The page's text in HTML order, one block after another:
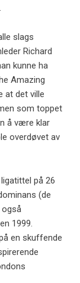
slags
Richard
kunne ha
Amazing
at det ville
som toppet
å være klar
overdøvet av
på 26
(de
også
1999.
en skuffende